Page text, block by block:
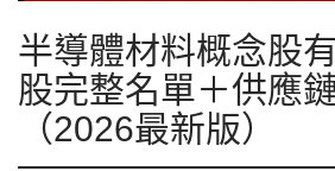
半導體材料概念股
股完整名單＋供應
（2026最新版）